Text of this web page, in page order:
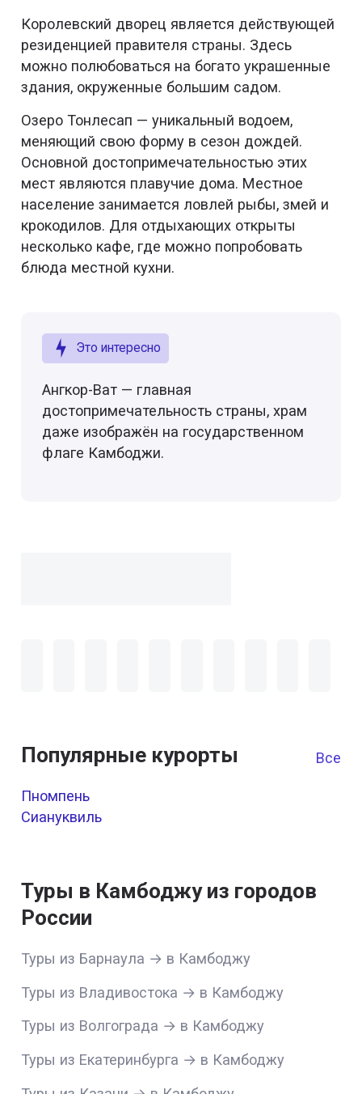
Королевский дворец является действующей
резиденцией правителя страны. Здесь
можно полюбоваться на богато украшенные
здания, окруженные большим садом.
Озеро Тонлесап — уникальный водоем,
меняющий свою форму в сезон дождей.
Основной достопримечательностью этих
мест являются плавучие дома. Местное
население занимается ловлей рыбы, змей и
крокодилов. Для отдыхающих открыты
несколько кафе, где можно попробовать
блюда местной кухни.
Это интересно
Ангкор-Ват — главная
достопримечательность страны, храм
даже изображён на государственном
флаге Камбоджи.
Популярные курорты Все
Пномпень
Сиануквиль
Туры в Камбоджу из городов
России
Туры из Барнаула → в Камбоджу
Туры из Владивостока → в Камбоджу
Туры из Волгограда → в Камбоджу
Туры из Екатеринбурга → в Камбоджу